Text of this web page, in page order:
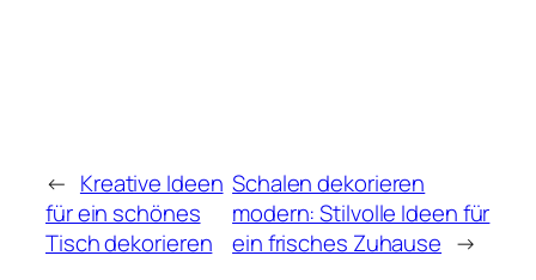
← Kreative Ideen
für ein schönes
Tisch dekorieren
Schalen dekorieren
modern: Stilvolle Ideen für
ein frisches Zuhause →